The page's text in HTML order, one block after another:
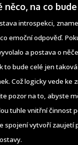
něco, na co
introspekci,
emoční odpověď.
a postava o
to bude celé jen
Což logicky vede ke
pozor na to, abyste
tuhle vnitřní činnost
spojení vytvoří zaujetí